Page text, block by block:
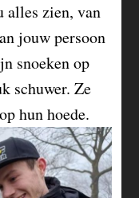
alles zien, van
jouw persoon
snoeken op
schuwer. Ze
hun hoede.